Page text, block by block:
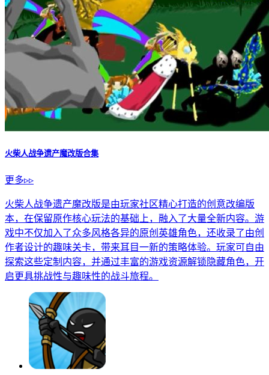
火柴人战争遗产魔改版合集
更多▹▹
火柴人战争遗产魔改版是由玩家社区精心打造的创意改编版
本，在保留原作核心玩法的基础上，融入了大量全新内容。游
戏中不仅加入了众多风格各异的原创英雄角色，还收录了由创
作者设计的趣味关卡，带来耳目一新的策略体验。玩家可自由
探索这些定制内容，并通过丰富的游戏资源解锁隐藏角色，开
启更具挑战性与趣味性的战斗旅程。